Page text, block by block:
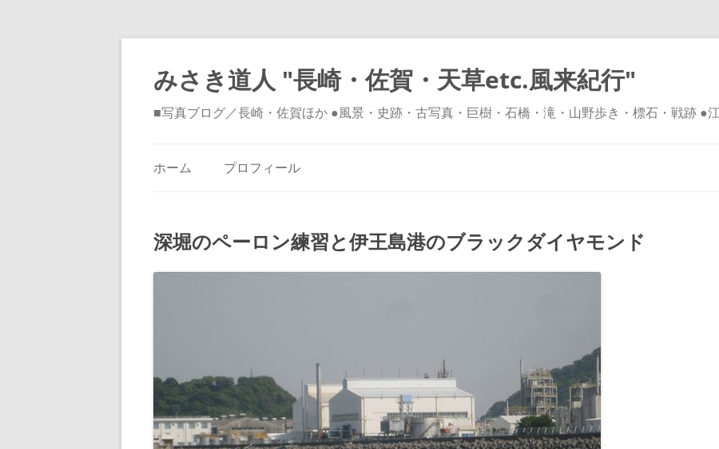
みさき道人 "長崎・佐賀・天草etc.風来紀行"
■写真ブログ／長崎・佐賀ほか ●風景・史跡・古写真・巨樹・石橋・滝・山野歩き・標石・戦跡 ●
ッ
プ
ホーム プロフィール
深堀のペーロン練習と伊王島港のブラックダイヤモンド